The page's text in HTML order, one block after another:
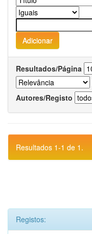
Resultados/Página
Autores/Registo
Resultados 1-1 de 1.
Registos: